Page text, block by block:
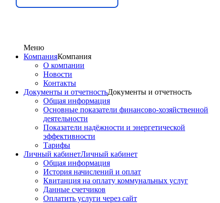
Меню
КомпанияКомпания
О компании
Новости
Контакты
Документы и отчетностьДокументы и отчетность
Общая информация
Основные показатели финансово-хозяйственной
деятельности
Показатели надёжности и энергетической
эффективности
Тарифы
Личный кабинетЛичный кабинет
Общая информация
История начислений и оплат
Квитанция на оплату коммунальных услуг
Данные счетчиков
Оплатить услуги через сайт